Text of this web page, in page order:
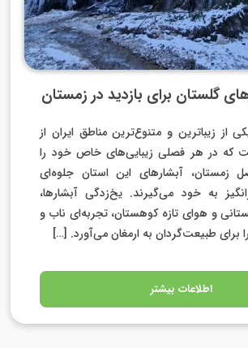
گلستان برای بازدید در زمستان
از زیباترین و متنوع‌ترین مناطق ایران از
که در هر فصلی زیبایی‌های خاص خود را
زمستان، آبشارهای این استان جلوه‌ای
به خود می‌گیرند. یخ‌زدگی آبشارها،
و هوای تازه کوهستان، تجربه‌ای ناب و
برای طبیعت‌گردان به ارمغان می‌آورد. […]
اطلاعات بیشتر